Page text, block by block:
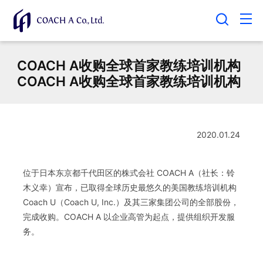
COACH A收购全球首家教练培训机构
COACH A收购全球首家教练培训机构
2020.01.24
位于日本东京都千代田区的株式会社 COACH A（社长：铃
木义幸）宣布，已取得全球历史最悠久的美国教练培训机构
Coach U（Coach U, Inc.）及其三家集团公司的全部股份，
完成收购。COACH A 以企业高管为起点，提供组织开发服
务。